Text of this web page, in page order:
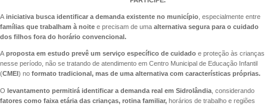
A iniciativa busca identificar a demanda existente no município , especialmente entre
famílias que trabalham à noite e precisam de uma alternativa segura para o cuidado
dos filhos fora do horário convencional.
A proposta em estudo prevê um serviço específico de cuidado e proteção às crianças
nesse período, não se tratando de atendimento em Centro Municipal de Educação Infantil
(CMEI ) no formato tradicional, mas de uma alternativa com características próprias.
O levantamento permitirá identificar a demanda real em Sidrolândia , considerando
fatores como faixa etária das crianças, rotina familiar, horários de trabalho e regiões